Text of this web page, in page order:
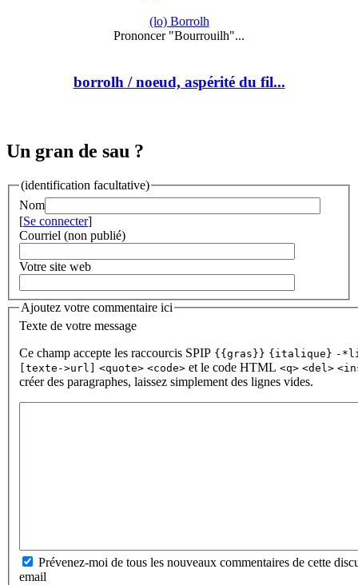
(lo) Borrolh
Prononcer "Bourrouilh"...
borrolh / noeud, aspérité du fil...
Un gran de sau ?
(identification facultative)
Nom
[Se connecter]
Courriel (non publié)
Votre site web
Ajoutez votre commentaire ici
Texte de votre message
Ce champ accepte les raccourcis SPIP {{gras}} {italique} -
[texte->url]
<quote> <code> et le code HTML <q> <del>
créer des paragraphes, laissez simplement des lignes vides.
Prévenez-moi de tous les nouveaux commentaires de cette
email